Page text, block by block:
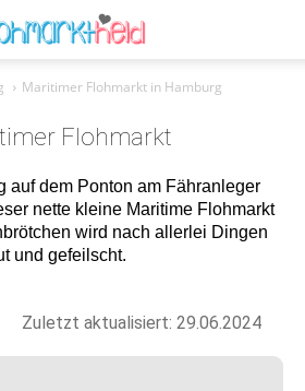
Maritimer Flohmarkt in Hamburg
Flohmarkt
auf dem Ponton am Fähranleger
nette kleine Maritime Flohmarkt
wird nach allerlei Dingen
und gefeilscht.
Zuletzt aktualisiert: 29.06.2024